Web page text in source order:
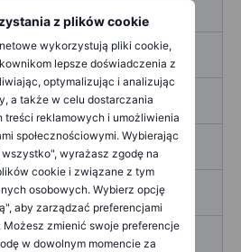
z plików cookie
wykorzystują pliki cookie,
lepsze doświadczenia z
optymalizując i analizując
a także w celu dostarczania
treści reklamowych i umożliwienia
społecznościowymi. Wybierając
wyrażasz zgodę na
cookie i związane z tym
osobowych. Wybierz opcję
aby zarządzać preferencjami
zmienić swoje preferencje
w dowolnym momencie za
III
Inc.